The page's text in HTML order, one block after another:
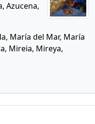
Azucena,
María del Mar, María
Mireia, Mireya,